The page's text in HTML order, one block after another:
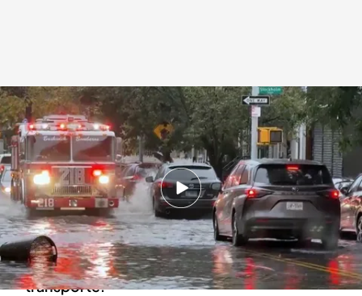
Una calle de Nueva York completamente inundada por la tormenta.
Redacción digital Noticias Cuatro
Redacción digital Noticias Cuatro
31 OCT 2025 - 17:54h.
Las autoridades han confirmado la muerte de
dos personas, mientras los equipos de
emergencia trabajan para restablecer el
transporte.